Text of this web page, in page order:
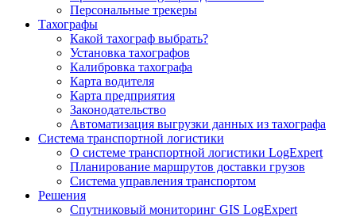
Персональные трекеры
Тахографы
Какой тахограф выбрать?
Установка тахографов
Калибровка тахографа
Карта водителя
Карта предприятия
Законодательство
Автоматизация выгрузки данных из тахографа
Система транспортной логистики
О системе транспортной логистики LogExpert
Планирование маршрутов доставки грузов
Система управления транспортом
Решения
Спутниковый мониторинг GIS LogExpert